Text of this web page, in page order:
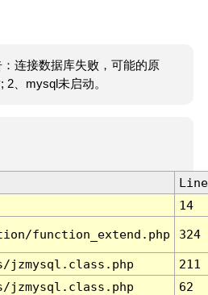
连接数据库失败，可能的原
2、mysql未启动。
Line
14
function_extend.php 324
jzmysql.class.php
211
jzmysql.class.php
62